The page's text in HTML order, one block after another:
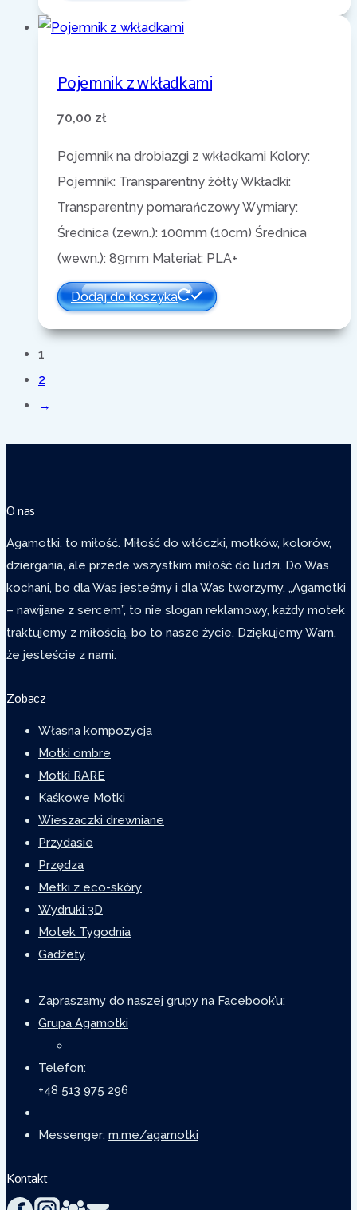
Pojemnik z wkładkami
70,00 zł
Pojemnik na drobiazgi z wkładkami Kolory:
Pojemnik: Transparentny żółty Wkładki:
Transparentny pomarańczowy Wymiary:
Średnica (zewn.): 100mm (10cm) Średnica
(wewn.): 89mm Materiał: PLA+
Dodaj do koszyka
1
2
→
O nas
Agamotki, to miłość. Miłość do włóczki, motków, kolorów,
dziergania, ale przede wszystkim miłość do ludzi. Do Was
kochani, bo dla Was jesteśmy i dla Was tworzymy. „Agamotki
– nawijane z sercem”, to nie slogan reklamowy, każdy motek
traktujemy z miłością, bo to nasze życie. Dziękujemy Wam,
że jesteście z nami.
Zobacz
Własna kompozycja
Motki ombre
Motki RARE
Kaśkowe Motki
Wieszaczki drewniane
Przydasie
Przędza
Metki z eco-skóry
Wydruki 3D
Motek Tygodnia
Gadżety
Zapraszamy do naszej grupy na Facebook’u:
Grupa Agamotki
Telefon:
+48 513 975 296
Messenger: m.me/agamotki
Kontakt